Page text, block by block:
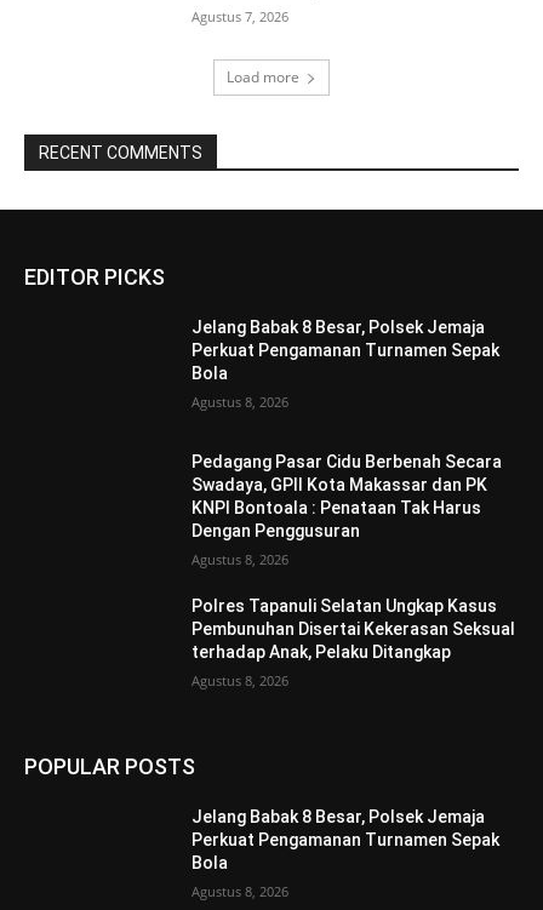
Agustus 7, 2026
Load more
RECENT COMMENTS
EDITOR PICKS
Jelang Babak 8 Besar, Polsek Jemaja
Perkuat Pengamanan Turnamen Sepak
Bola
Agustus 8, 2026
Pedagang Pasar Cidu Berbenah Secara
Swadaya, GPII Kota Makassar dan PK
KNPI Bontoala : Penataan Tak Harus
Dengan Penggusuran
Agustus 8, 2026
Polres Tapanuli Selatan Ungkap Kasus
Pembunuhan Disertai Kekerasan Seksual
terhadap Anak, Pelaku Ditangkap
Agustus 8, 2026
POPULAR POSTS
Jelang Babak 8 Besar, Polsek Jemaja
Perkuat Pengamanan Turnamen Sepak
Bola
Agustus 8, 2026